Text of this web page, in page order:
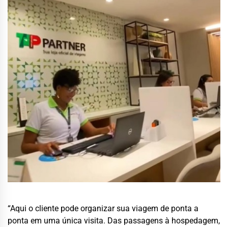
“Aqui o cliente pode organizar sua viagem de ponta a
ponta em uma única visita. Das passagens à hospedagem,